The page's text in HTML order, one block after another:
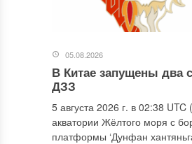
05.08.2026
В Китае запущены два
ДЗЗ
5 августа 2026 г. в 02:38 UTC
акватории Жёлтого моря с
платформы ‘Дунфан